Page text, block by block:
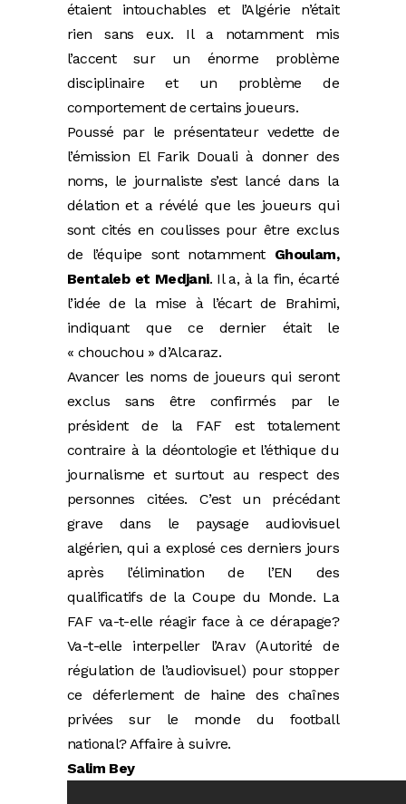
étaient intouchables et l’Algérie n’était
rien sans eux. Il a notamment mis
l’accent sur un énorme problème
disciplinaire et un problème de
comportement de certains joueurs.
Poussé par le présentateur vedette de
l’émission El Farik Douali à donner des
noms, le journaliste s’est lancé dans la
délation et a révélé que les joueurs qui
sont cités en coulisses pour être exclus
de l’équipe sont notamment Ghoulam,
Bentaleb et Medjani. Il a, à la fin, écarté
l’idée de la mise à l’écart de Brahimi,
indiquant que ce dernier était le
« chouchou » d’Alcaraz.
Avancer les noms de joueurs qui seront
exclus sans être confirmés par le
président de la FAF est totalement
contraire à la déontologie et l’éthique du
journalisme et surtout au respect des
personnes citées. C’est un précédant
grave dans le paysage audiovisuel
algérien, qui a explosé ces derniers jours
après l’élimination de l’EN des
qualificatifs de la Coupe du Monde. La
FAF va-t-elle réagir face à ce dérapage?
Va-t-elle interpeller l’Arav (Autorité de
régulation de l’audiovisuel) pour stopper
ce déferlement de haine des chaînes
privées sur le monde du football
national? Affaire à suivre.
Salim Bey